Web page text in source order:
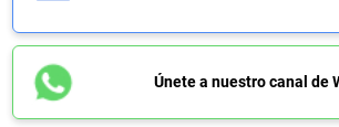
Únete a nuestro canal de